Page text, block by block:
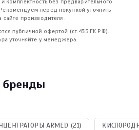
перед покупкой уточнить
сайте производителя.
публичной офертой (ст.435 ГК РФ).
уточняйте у менеджера.
бренды
ARMED (21)